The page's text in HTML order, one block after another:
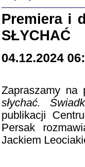
Premiera i
SŁYCHAĆ
04.12.2024
Zapraszamy
słychać.
publikacji
Persak
Jackiem